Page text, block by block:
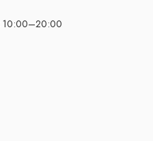
10:00–20:00